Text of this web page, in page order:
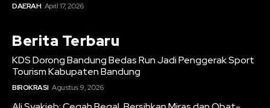
DAERAH April 17, 2026
Berita Terbaru
KDS Dorong Bandung Bedas Run Jadi Penggerak Sport
Tourism Kabupaten Bandung
BIROKRASI Agustus 9, 2026